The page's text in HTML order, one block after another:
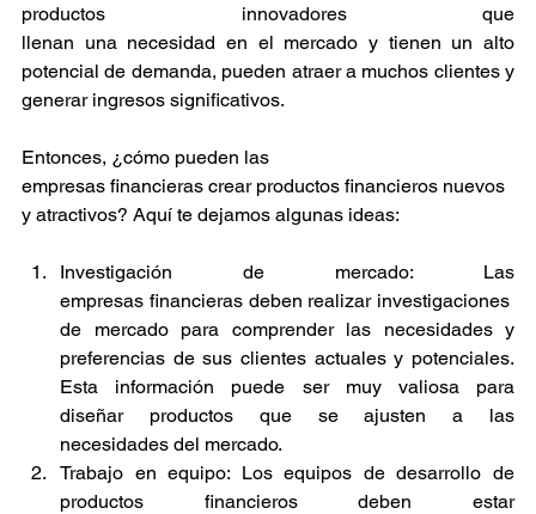
productos innovadores que
llenan una necesidad en el mercado y tienen un alto
potencial de demanda, pueden atraer a muchos clientes y
generar ingresos significativos.
Entonces, ¿cómo pueden las
empresas financieras crear productos financieros nuevos
y atractivos? Aquí te dejamos algunas ideas:
Investigación de mercado: Las
empresas financieras deben realizar investigaciones
de mercado para comprender las necesidades y
preferencias de sus clientes actuales y potenciales.
Esta información puede ser muy valiosa para
diseñar productos que se ajusten a las
necesidades del mercado.
Trabajo en equipo: Los equipos de desarrollo de
productos  financieros  deben  estar